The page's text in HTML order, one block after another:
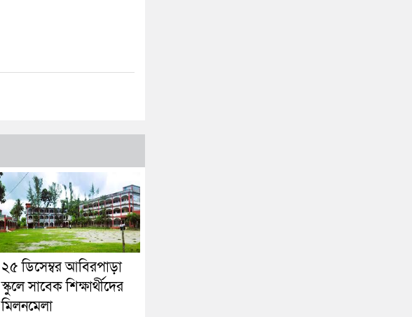
২৫ ডিসেম্বর আবিরপাড়া
স্কুলে সাবেক শিক্ষার্থীদের
মিলনমেলা